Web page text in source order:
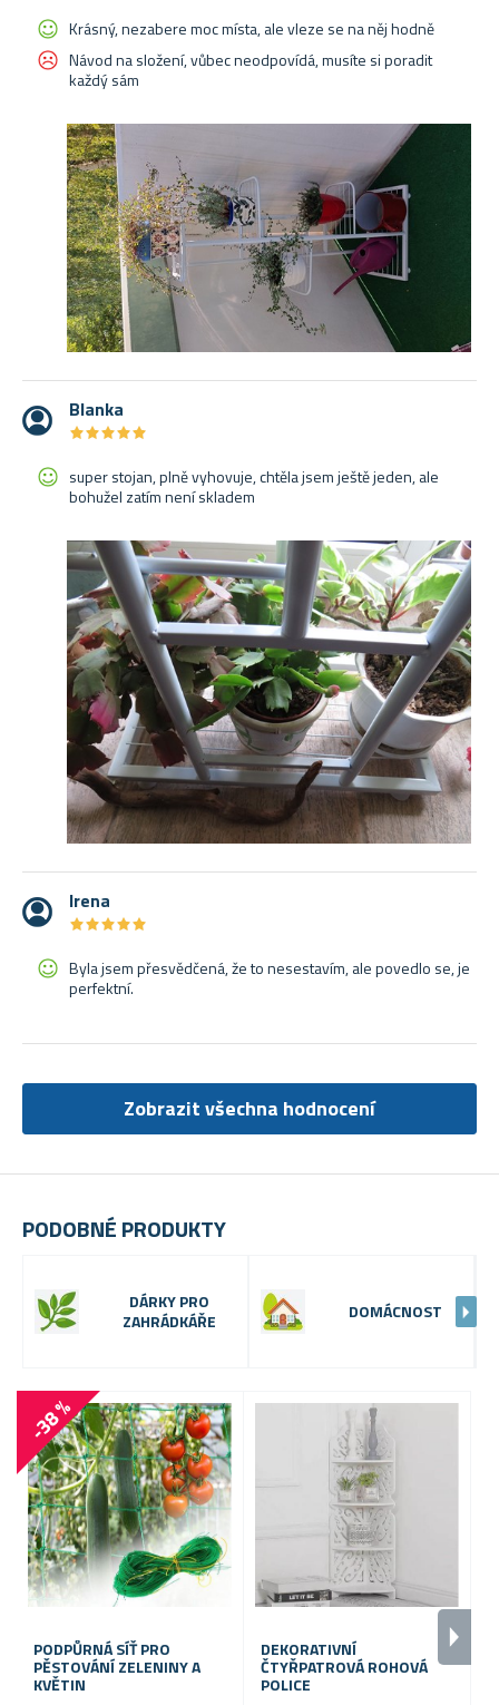
PODOBNÉ PRODUKTY
DÁRKY PRO
ZAHRÁDKÁŘE
DOMÁCNOST
-38 %
PODPŮRNÁ SÍŤ PRO
PĚSTOVÁNÍ ZELENINY A
KVĚTIN
DEKORATIVNÍ
ČTYŘPATROVÁ ROHOVÁ
POLICE
Krásný, nezabere moc místa, ale vleze se na něj hodně
Návod na složení, vůbec neodpovídá, musíte si poradit
každý sám
Blanka
★★★★★
★★★★★
super stojan, plně vyhovuje, chtěla jsem ještě jeden, ale
bohužel zatím není skladem
Irena
★★★★★
★★★★★
Byla jsem přesvědčená, že to nesestavím, ale povedlo se, je
perfektní.
Zobrazit všechna hodnocení